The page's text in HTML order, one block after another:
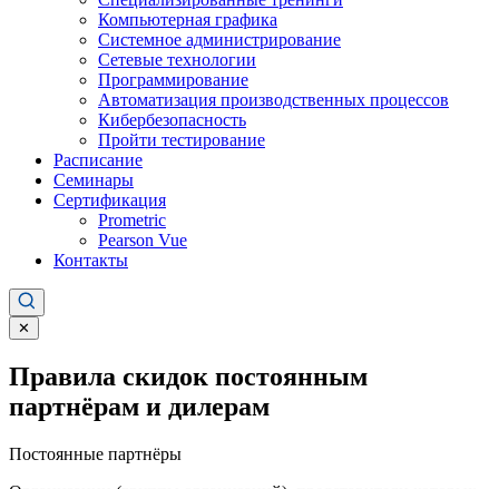
Компьютерная графика
Системное администрирование
Сетевые технологии
Программирование
Автоматизация производственных процессов
Кибербезопасность
Пройти тестирование
Расписание
Семинары
Сертификация
Prometric
Pearson Vue
Контакты
✕
Правила скидок постоянным
партнёрам и дилерам
Постоянные партнёры